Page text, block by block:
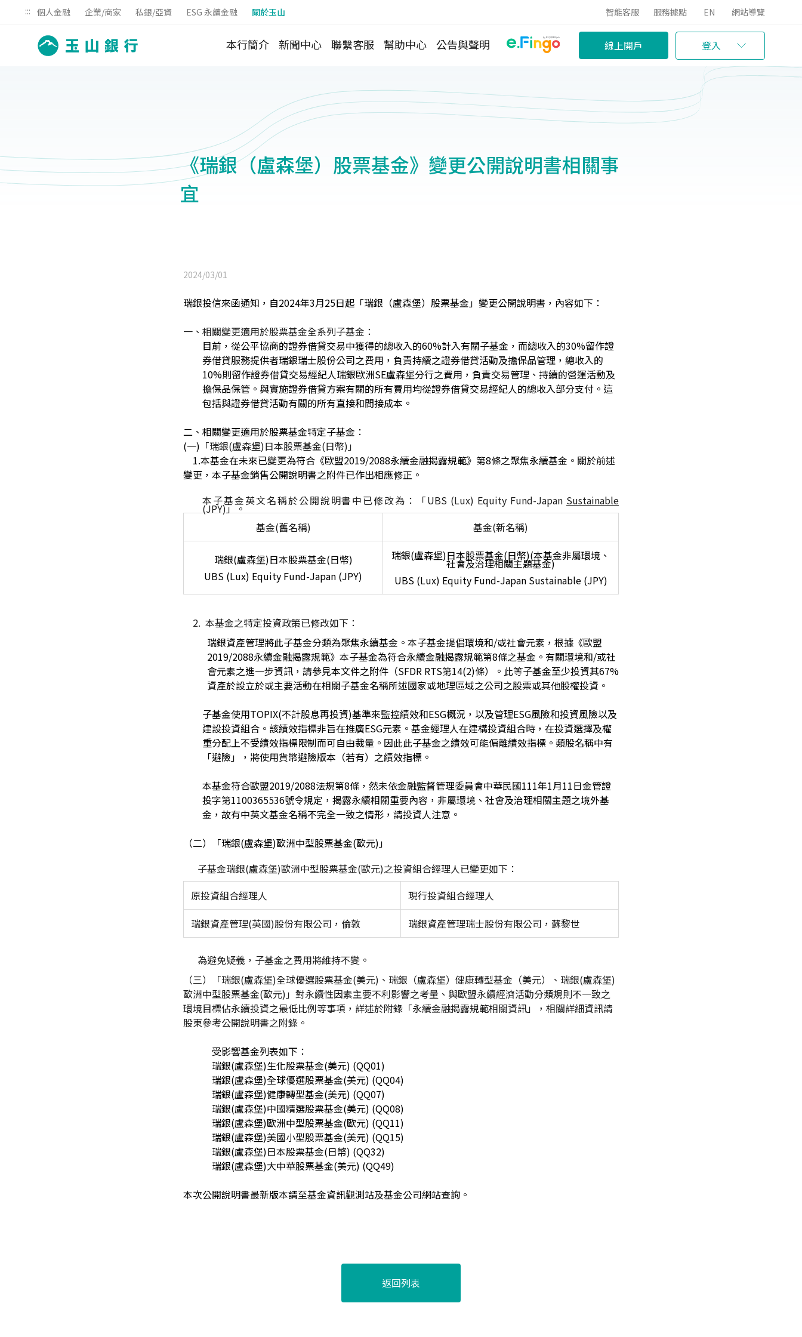
::: 個人金融 企業/商家 私銀/亞資 ESG 永續金融 關於玉山 智能客服 服務據點 EN 網站導覽
本行簡介 新聞中心 聯繫客服 幫助中心 公告與聲明 線上開戶 登入
《瑞銀（盧森堡）股票基金》變更公開說明書相關事
宜
2024/03/01
瑞銀投信來函通知，自2024年3月25日起「瑞銀（盧森堡）股票基金」變更公開說明書，內容如下：
一、相關變更適用於股票基金全系列子基金：
目前，從公平協商的證券借貸交易中獲得的總收入的60%計入有關子基金，而總收入的30%留作證
券借貸服務提供者瑞銀瑞士股份公司之費用，負責持續之證券借貸活動及擔保品管理，總收入的
10%則留作證券借貸交易經紀人瑞銀歐洲SE盧森堡分行之費用，負責交易管理、持續的營運活動及
擔保品保管。與實施證券借貸方案有關的所有費用均從證券借貸交易經紀人的總收入部分支付。這
包括與證券借貸活動有關的所有直接和間接成本。
二、相關變更適用於股票基金特定子基金：
(一) 「瑞銀(盧森堡)日本股票基金(日幣)」
1.本基金在未來已變更為符合《歐盟2019/2088永續金融揭露規範》第8條之聚焦永續基金。關於前述
變更，本子基金銷售公開說明書之附件已作出相應修正。
本子基金英文名稱於公開說明書中已修改為：「UBS (Lux) Equity Fund-Japan Sustainable
(JPY)」。
基金(舊名稱)
基金(新名稱)
瑞銀(盧森堡)日本股票基金(日幣)
UBS (Lux) Equity Fund-Japan (JPY)
瑞銀(盧森堡)日本股票基金(日幣)(本基金非屬環境、
社會及治理相關主題基金)
UBS (Lux) Equity Fund-Japan Sustainable (JPY)
2. 本基金之特定投資政策已修改如下：
瑞銀資產管理將此子基金分類為聚焦永續基金。本子基金提倡環境和/或社會元素，根據《歐盟
2019/2088永續金融揭露規範》本子基金為符合永續金融揭露規範第8條之基金。有關環境和/或社
會元素之進一步資訊，請參見本文件之附件（SFDR RTS第14(2)條）。此等子基金至少投資其67%
資產於設立於或主要活動在相關子基金名稱所述國家或地理區域之公司之股票或其他股權投資。
子基金使用TOPIX(不計股息再投資)基準來監控績效和ESG概況，以及管理ESG風險和投資風險以及
建設投資組合。該績效指標非旨在推廣ESG元素。基金經理人在建構投資組合時，在投資選擇及權
重分配上不受績效指標限制而可自由裁量。因此此子基金之績效可能偏離績效指標。類股名稱中有
「避險」，將使用貨幣避險版本（若有）之績效指標。
本基金符合歐盟2019/2088法規第8條，然未依金融監督管理委員會中華民國111年1月11日金管證
投字第1100365536號令規定，揭露永續相關重要內容，非屬環境、社會及治理相關主題之境外基
金，故有中英文基金名稱不完全一致之情形，請投資人注意。
（二）「瑞銀(盧森堡)歐洲中型股票基金(歐元)」
子基金瑞銀(盧森堡)歐洲中型股票基金(歐元)之投資組合經理人已變更如下：
原投資組合經理人
現行投資組合經理人
瑞銀資產管理(英國)股份有限公司，倫敦
瑞銀資產管理瑞士股份有限公司，蘇黎世
為避免疑義，子基金之費用將維持不變。
（三）「瑞銀(盧森堡)全球優選股票基金(美元)、瑞銀（盧森堡）健康轉型基金（美元）、瑞銀(盧森堡)
歐洲中型股票基金(歐元)」對永續性因素主要不利影響之考量、與歐盟永續經濟活動分類規則不一致之
環境目標佔永續投資之最低比例等事項，詳述於附錄「永續金融揭露規範相關資訊」，相關詳細資訊請
股東參考公開說明書之附錄。
受影響基金列表如下：
瑞銀(盧森堡)生化股票基金(美元) (QQ01)
瑞銀(盧森堡)全球優選股票基金(美元) (QQ04)
瑞銀(盧森堡)健康轉型基金(美元) (QQ07)
瑞銀(盧森堡)中國精選股票基金(美元) (QQ08)
瑞銀(盧森堡)歐洲中型股票基金(歐元) (QQ11)
瑞銀(盧森堡)美國小型股票基金(美元) (QQ15)
瑞銀(盧森堡)日本股票基金(日幣) (QQ32)
瑞銀(盧森堡)大中華股票基金(美元) (QQ49)
本次公開說明書最新版本請至基金資訊觀測站及基金公司網站查詢。
返回列表